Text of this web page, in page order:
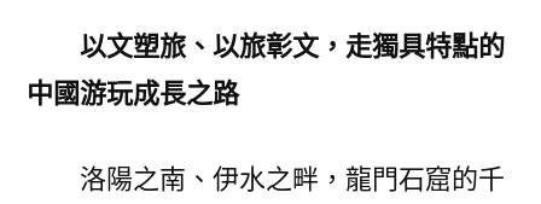
以文塑旅、以旅彰文，走獨具特點的
中國游玩成長之路
洛陽之南、伊水之畔，龍門石窟的千